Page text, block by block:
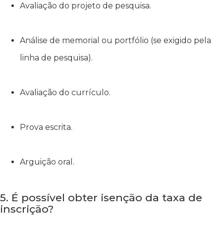
Avaliação do projeto de pesquisa.
Análise de memorial ou portfólio (se exigido pela
linha de pesquisa).
Avaliação do currículo.
Prova escrita.
Arguição oral.
5. É possível obter isenção da taxa de
inscrição?